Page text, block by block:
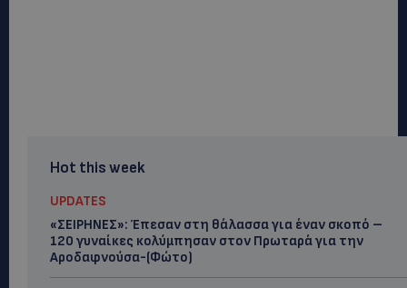
Hot this week
UPDATES
«ΣΕΙΡΗΝΕΣ»: Έπεσαν στη θάλασσα για έναν σκοπό –
120 γυναίκες κολύμπησαν στον Πρωταρά για την
Αροδαφνούσα-(Φώτο)